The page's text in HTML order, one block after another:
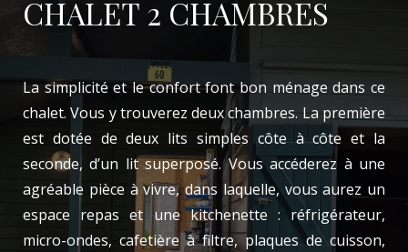
CHALET 2 CHAMBRES
La simplicité et le confort font bon ménage dans ce
chalet. Vous y trouverez deux chambres. La première
est dotée de deux lits simples côte à côte et la
seconde, d’un lit superposé. Vous accéderez à une
agréable pièce à vivre, dans laquelle, vous aurez un
espace repas et une kitchenette : réfrigérateur,
micro-ondes, cafetière à filtre, plaques de cuisson,